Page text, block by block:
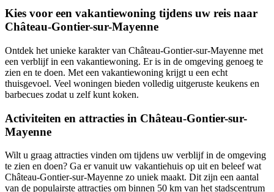
Kies voor een vakantiewoning tijdens uw reis naar
Château-Gontier-sur-Mayenne
Ontdek het unieke karakter van Château-Gontier-sur-Mayenne met
een verblijf in een vakantiewoning. Er is in de omgeving genoeg te
zien en te doen. Met een vakantiewoning krijgt u een echt
thuisgevoel. Veel woningen bieden volledig uitgeruste keukens en
barbecues zodat u zelf kunt koken.
Activiteiten en attracties in Château-Gontier-sur-
Mayenne
Wilt u graag attracties vinden om tijdens uw verblijf in de omgeving
te zien en doen? Ga er vanuit uw vakantiehuis op uit en beleef wat
Château-Gontier-sur-Mayenne zo uniek maakt. Dit zijn een aantal
van de populairste attracties om binnen 50 km van het stadscentrum